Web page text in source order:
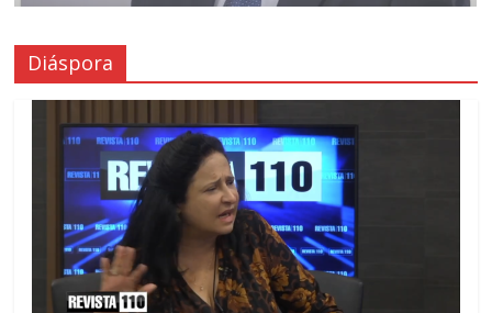
Diáspora